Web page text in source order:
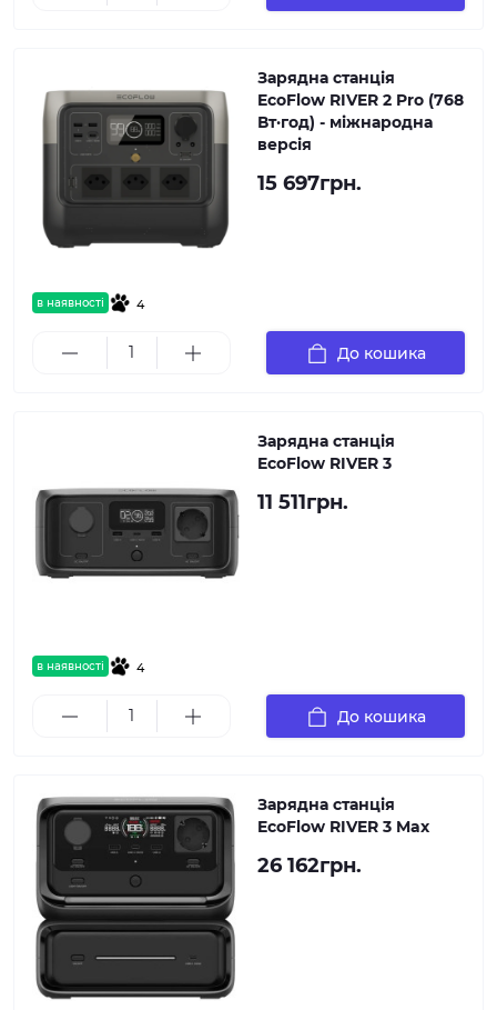
в наявності 4
Зарядна станція
EcoFlow RIVER 2 Pro (768
Вт·год) - міжнародна
версія
15 697грн.
До кошика
в наявності 4
Зарядна станція
EcoFlow RIVER 3
11 511грн.
До кошика
Зарядна станція
EcoFlow RIVER 3 Max
26 162грн.